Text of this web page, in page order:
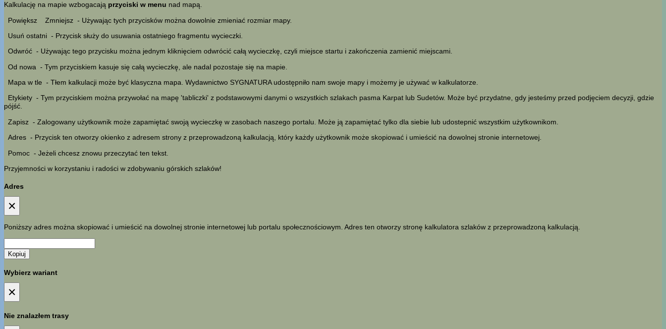
Kalkulację na mapie wzbogacają przyciski w menu nad mapą.
Powiększ
Zmniejsz - Używając tych przycisków można dowolnie zmieniać rozmiar mapy.
Usuń ostatni - Przycisk służy do usuwania ostatniego fragmentu wycieczki.
Odwróć - Używając tego przycisku można jednym kliknięciem odwrócić całą wycieczkę, czyli miejsce startu i zakończenia zamienić miejscami.
Od nowa - Tym przyciskiem kasuje się całą wycieczkę, ale nadal pozostaje się na mapie.
Mapa w tle - Tłem kalkulacji może być klasyczna mapa. Wydawnictwo SYGNATURA udostępniło nam swoje mapy i możemy je używać w kalkulatorze.
Etykiety - Tym przyciskiem można przywołać na mapę 'tabliczki' z podstawowymi danymi o wszystkich szlakach pasma Karpat lub Sudetów. Może być przydatne, gdy jesteśmy przed podjęciem decyzji, gdzie
pójść.
Zapisz - Zalogowany użytkownik może zapamiętać swoją wycieczkę w zasobach naszego portalu. Może ją zapamiętać tylko dla siebie lub udostepnić wszystkim użytkownikom.
Adres - Przycisk ten otworzy okienko z adresem strony z przeprowadzoną kalkulacją, który każdy użytkownik może skopiować i umieścić na dowolnej stronie internetowej.
Pomoc - Jeżeli chcesz znowu przeczytać ten tekst.
Przyjemności w korzystaniu i radości w zdobywaniu górskich szlaków!
Adres
×
Poniższy adres można skopiować i umieścić na dowolnej stronie internetowej lub portalu społecznościowym. Adres ten otworzy stronę kalkulatora szlaków z przeprowadzoną kalkulacją.
Kopiuj
Wybierz wariant
×
Nie znalazłem trasy